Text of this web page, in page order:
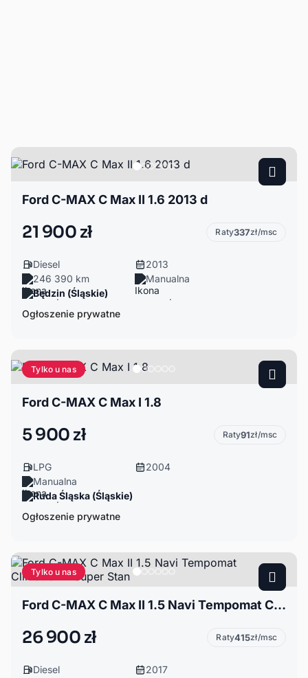
Ford C-MAX C Max II 1.6 2013 d
21 900 zł Raty337zł/msc
Diesel
2013
246 390 km
Manualna
Będzin (Śląskie)
Ogłoszenie prywatne
Tylko u nas
Ford C-MAX C Max I 1.8
5 900 zł Raty91zł/msc
LPG
2004
Manualna
Ruda Śląska (Śląskie)
Ogłoszenie prywatne
Tylko u nas
Ford C-MAX C Max II 1.5 Navi Tempomat Climatronik Super Stan
26 900 zł Raty415zł/msc
Diesel 2017